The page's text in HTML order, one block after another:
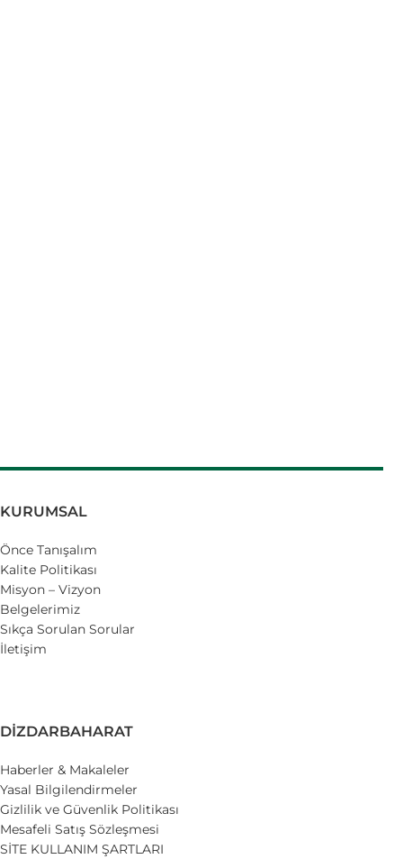
KURUMSAL
Önce Tanışalım
Kalite Politikası
Misyon – Vizyon
Belgelerimiz
Sıkça Sorulan Sorular
İletişim
DIZDARBAHARAT
Haberler & Makaleler
Yasal Bilgilendirmeler
Gizlilik ve Güvenlik Politikası
Mesafeli Satış Sözleşmesi
SİTE KULLANIM ŞARTLARI